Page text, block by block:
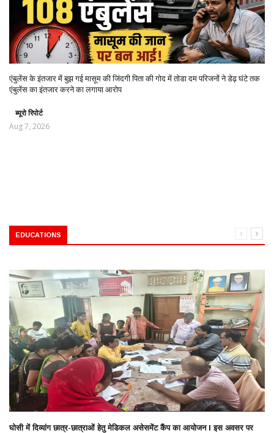
एंबुलेंस के इंतजार में बुझ गई मासूम की जिंदगी पिता की गोद में तोडा दम परिजनों ने डेढ़ घंटे तक
एंबुलेंस का इंतजार करने का लगाया आरोप
ब्यूरो रिपोर्ट
Aug 7, 2026
EDUCATIONS
घोसी में दिव्यांग छात्र-छात्राओं हेतु मेडिकल असेसमेंट कैंप का आयोजन l इस अवसर पर